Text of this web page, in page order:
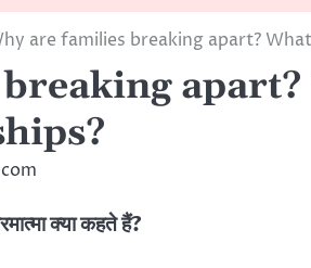
are families breaking apart?
apart?
क्या कहते हैं?